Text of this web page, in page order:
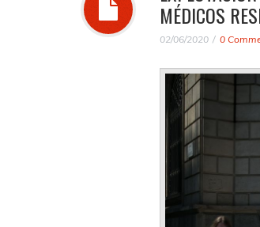
MÉDICOS
02/06/2020 0